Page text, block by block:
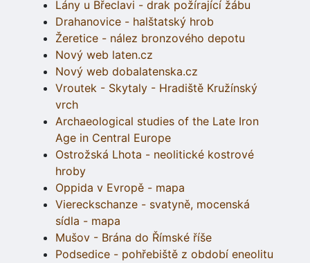
Lány u Břeclavi - drak požírající žábu
Drahanovice - halštatský hrob
Žeretice - nález bronzového depotu
Nový web laten.cz
Nový web dobalatenska.cz
Vroutek - Skytaly - Hradiště Kružínský
vrch
Archaeological studies of the Late Iron
Age in Central Europe
Ostrožská Lhota - neolitické kostrové
hroby
Oppida v Evropě - mapa
Viereckschanze - svatyně, mocenská
sídla - mapa
Mušov - Brána do Římské říše
Podsedice - pohřebiště z období eneolitu